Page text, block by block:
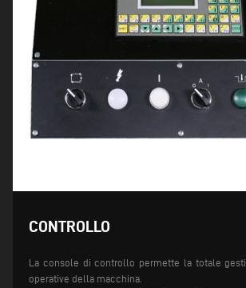
CONTROLLO
La console di controllo permette la totale
operative della macchina.